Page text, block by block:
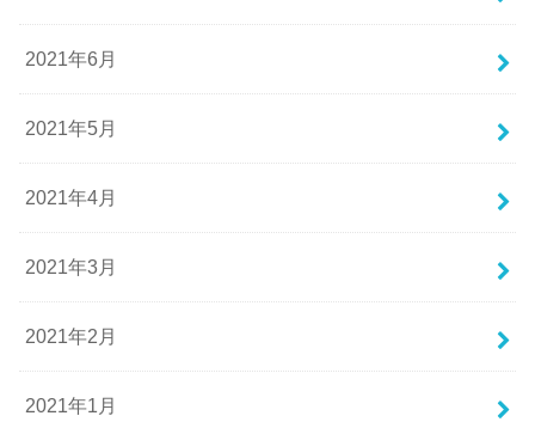
2021年6月
2021年5月
2021年4月
2021年3月
2021年2月
2021年1月